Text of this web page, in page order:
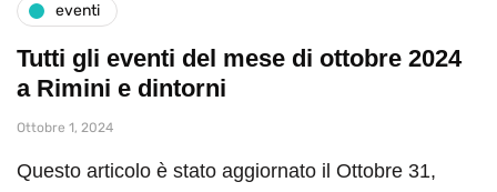
eventi
Tutti gli eventi del mese di ottobre 2024
a Rimini e dintorni
Ottobre 1, 2024
Questo articolo è stato aggiornato il Ottobre 31,